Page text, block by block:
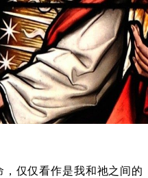
，仅仅看作是我和祂之间的